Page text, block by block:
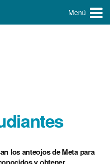
Menú
los anteojos de Meta para